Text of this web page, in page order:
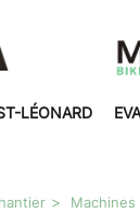
LÉONARD
Machines